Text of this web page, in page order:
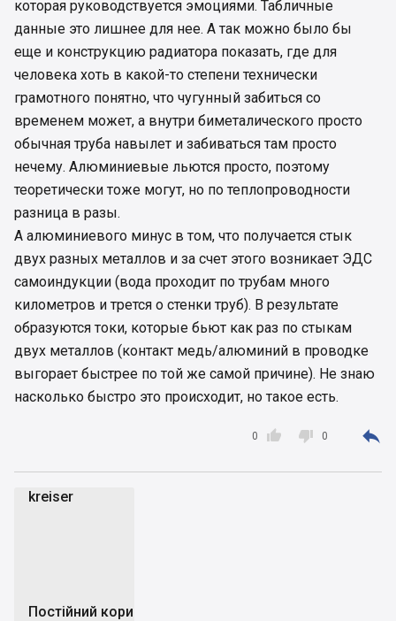
которая руководствуется эмоциями. Табличные
данные это лишнее для нее. А так можно было бы
еще и конструкцию радиатора показать, где для
человека хоть в какой-то степени технически
грамотного понятно, что чугунный забиться со
временем может, а внутри биметалического просто
обычная труба навылет и забиваться там просто
нечему. Алюминиевые льются просто, поэтому
теоретически тоже могут, но по теплопроводности
разница в разы.
А алюминиевого минус в том, что получается стык
двух разных металлов и за счет этого возникает ЭДС
самоиндукции (вода проходит по трубам много
километров и трется о стенки труб). В результате
образуются токи, которые бьют как раз по стыкам
двух металлов (контакт медь/алюминий в проводке
выгорает быстрее по той же самой причине). Не знаю
насколько быстро это происходит, но такое есть.

0  0 
kreiser
Постійний користувач